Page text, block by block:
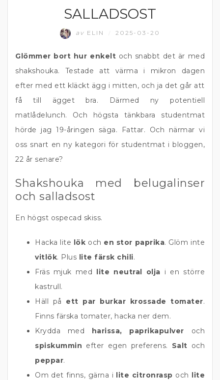
SALLADSOST
av ELIN 2025-03-20
Glömmer bort hur enkelt och snabbt det är med
shakshouka. Testade att värma i mikron dagen
efter med ett kläckt ägg i mitten, och ja det går att
få till ägget bra. Därmed ny potentiell
matlådelunch. Och högsta tänkbara studentmat
hörde jag 19-åringen säga. Fattar. Och närmar vi
oss snart en ny kategori för studentmat i bloggen,
22 år senare?
Shakshouka med belugalinser
och salladsost
En högst ospecad skiss.
Hacka lite lök och en stor paprika. Glöm inte
vitlök. Plus lite färsk chili.
Fräs mjuk med lite neutral olja i en större
kastrull.
Häll på ett par burkar krossade tomater.
Finns färska tomater, hacka ner dem.
Krydda med harissa, paprikapulver och
spiskummin efter egen preferens. Salt och
peppar.
Om det finns, gärna i lite citronrasp och lite